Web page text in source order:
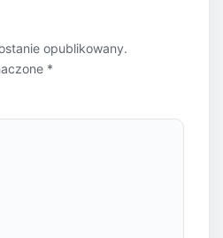
opublikowany.
*